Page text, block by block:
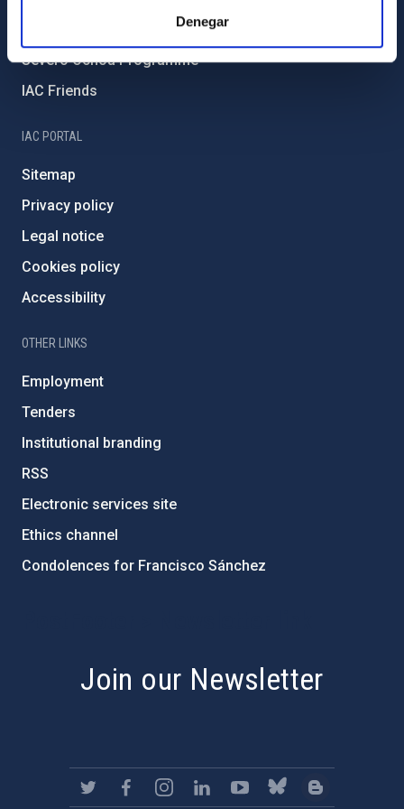
Denegar
Severo Ochoa Programme
IAC Friends
IAC PORTAL
Sitemap
Privacy policy
Legal notice
Cookies policy
Accessibility
OTHER LINKS
Employment
Tenders
Institutional branding
RSS
Electronic services site
Ethics channel
Condolences for Francisco Sánchez
Join our Newsletter